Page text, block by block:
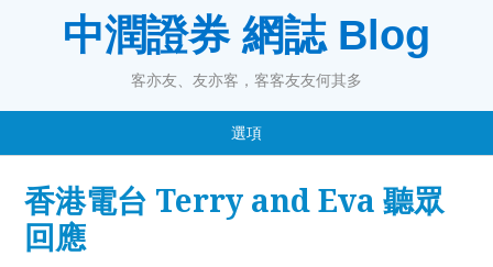
中潤證券 網誌 Blog
客亦友、友亦客，客客友友何其多
選項
香港電台 Terry and Eva 聽眾
回應